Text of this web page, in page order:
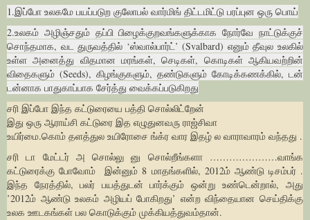
1.இப்போ உலகமே பயப்படுற குலோபல் வார்மிங் திட்டமிட்டு பரப்புன ஒரு பொய்
2.உலகம் அழிஞ்சதும் தப்பி பிழைக்குறவங்களுக்காக நோர்வே நாட்டுக்குச்
சொந்தமாக, வட துருவத்தில் ‘ஸ்வால்பார்ட்’ (Svalbard) எனும் தீவுல உலகில்
உள்ள அனைத்து விதமான மரங்கள், செடிகள், கொடிகள் ஆகியவற்றின்
விதைகளும் (Seeds), கிழங்குகளும், தண்டுகளும் கோடிக்கணக்கில், டன்
டன்னாக பாதுகாப்பாக சேர்த்து வைக்கப்படுகிறது
சரி இப்போ இந்த கட்டுரையை பத்தி சொல்லிட்றேன்
இது ஒரு ஆராய்சி கட்டுரை இத எழுதுனவரு ராஜ்சிவா
உயிர்மை.கொம் தளத்துல உயிரோசை ங்க்ர வார இதழ் ல வாராவாரம் வந்தது .
சரி டா மேட்டர் அ சொல்லு னு சொல்றீங்களா …………………வாங்க
கட்டுரைக்கு போவோம் இன்னும் 8 மாதங்களில், 2012ம் ஆண்டு டிசம்பர் .
இந்த நேரத்தில், பலர் பயத்துடன் பார்க்கும் ஒன்று உண்டென்றால், அது
’2012ம் ஆண்டு உலகம் அழியப் போகிறது’ என்ற விந்தையான செய்திக்கு
உலக ஊடகங்கள் பல கொடுக்கும் முக்கியத்துவம்தான்.